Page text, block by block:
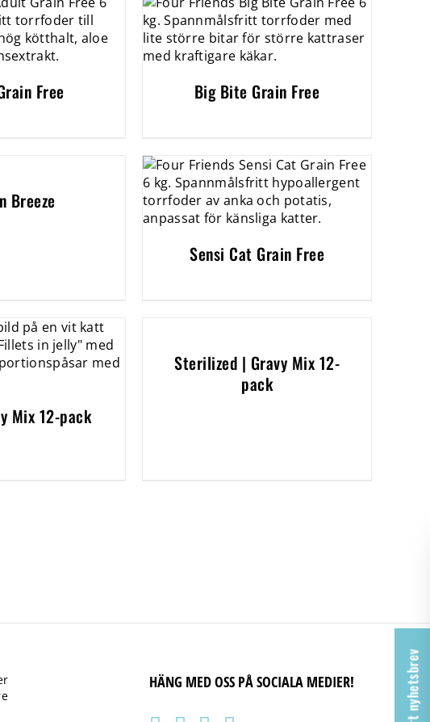
Free
Big Bite Grain Free
Breeze
Sensi Cat Grain Free
Mix 12-pack
Sterilized | Gravy Mix 12-
pack
HÄNG MED OSS PÅ SOCIALA MEDIER!